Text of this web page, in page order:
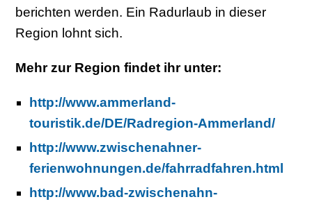
berichten werden. Ein Radurlaub in dieser
Region lohnt sich.
Mehr zur Region findet ihr unter:
http://www.ammerland-
touristik.de/DE/Radregion-Ammerland/
http://www.zwischenahner-
ferienwohnungen.de/fahrradfahren.html
http://www.bad-zwischenahn-